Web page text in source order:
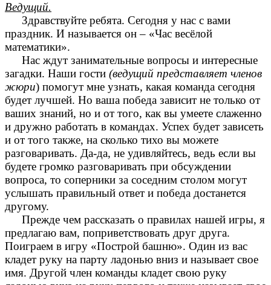
Ведущий.
Здравствуйте ребята. Сегодня у нас с вами
праздник. И называется он – «Час весёлой
математики».
Нас ждут занимательные вопросы и интересные
загадки. Наши гости (ведущий представляет членов
жюри) помогут мне узнать, какая команда сегодня
будет лучшей. Но ваша победа зависит не только от
ваших знаний, но и от того, как вы умеете слаженно
и дружно работать в командах. Успех будет зависеть
и от того также, на сколько тихо вы можете
разговаривать. Да-да, не удивляйтесь, ведь если вы
будете громко разговаривать при обсуждении
вопроса, то соперники за соседним столом могут
услышать правильный ответ и победа достанется
другому.
Прежде чем рассказать о правилах нашей игры, я
предлагаю вам, поприветствовать друг друга.
Поиграем в игру «Построй башню». Один из вас
кладет руку на парту ладонью вниз и называет свое
имя. Другой член команды кладет свою руку